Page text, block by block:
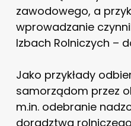
zawodowego, a
wprowadzanie
Izbach Rolniczych –
Jako przykłady
samorządom przez
m.in. odebranie
doradztwa